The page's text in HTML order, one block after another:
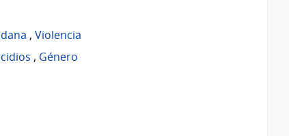
, Violencia
, Género